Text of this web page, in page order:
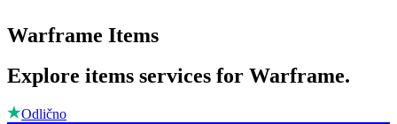
Warframe Items
Explore items services for Warframe.
Odlično